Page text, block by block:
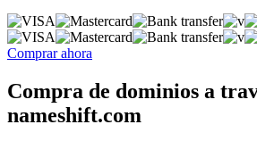
Comprar ahora
Compra de dominios a
nameshift.com